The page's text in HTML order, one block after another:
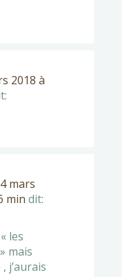
2018 à
4 mars
min dit:
les
mais
j’aurais